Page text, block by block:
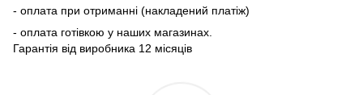
- оплата при отриманні (накладений платіж)
- оплата готівкою у наших магазинах.
Гарантія від виробника 12 місяців